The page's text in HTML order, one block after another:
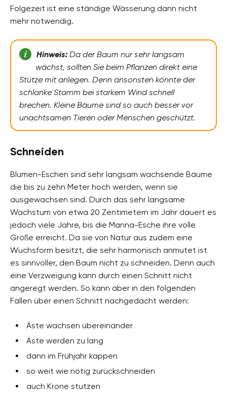
Folgezeit ist eine ständige Wässerung dann nicht
mehr notwendig.
Hinweis:Da der Baum nur sehr langsam
wächst, sollten Sie beim Pflanzen direkt eine
Stütze mit anlegen. Denn ansonsten könnte der
schlanke Stamm bei starkem Wind schnell
brechen. Kleine Bäume sind so auch besser vor
unachtsamen Tieren oder Menschen geschützt.
Schneiden
Blumen-Eschen sind sehr langsam wachsende Bäume
die bis zu zehn Meter hoch werden, wenn sie
ausgewachsen sind. Durch das sehr langsame
Wachstum von etwa 20 Zentimetern im Jahr dauert es
jedoch viele Jahre, bis die Manna-Esche ihre volle
Größe erreicht. Da sie von Natur aus zudem eine
Wuchsform besitzt, die sehr harmonisch anmutet ist
es sinnvoller, den Baum nicht zu schneiden. Denn auch
eine Verzweigung kann durch einen Schnitt nicht
angeregt werden. So kann aber in den folgenden
Fällen über einen Schnitt nachgedacht werden:
Äste wachsen übereinander
Äste werden zu lang
dann im Frühjahr kappen
so weit wie nötig zurückschneiden
auch Krone stutzen